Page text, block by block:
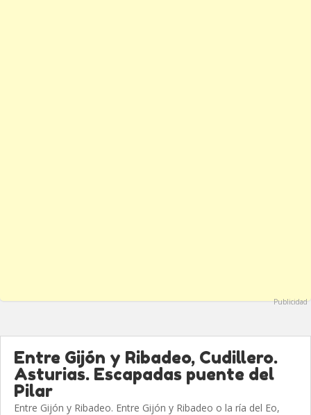
Publicidad
Entre Gijón y Ribadeo, Cudillero.
Asturias. Escapadas puente del
Pilar
Entre Gijón y Ribadeo. Entre Gijón y Ribadeo o la ría del Eo,